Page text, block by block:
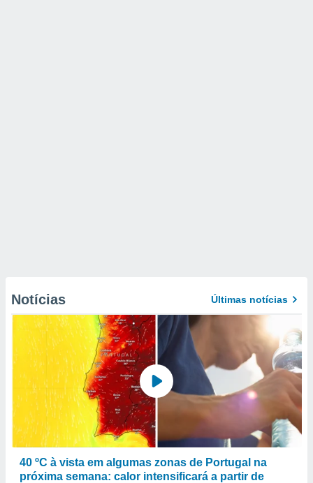
Notícias Últimas notícias
40 ºC à vista em algumas zonas de Portugal na
próxima semana: calor intensificará a partir de